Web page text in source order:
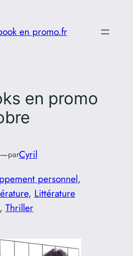
en promo.fr
en promo
parCyril
personnel
, Littérature
Thriller